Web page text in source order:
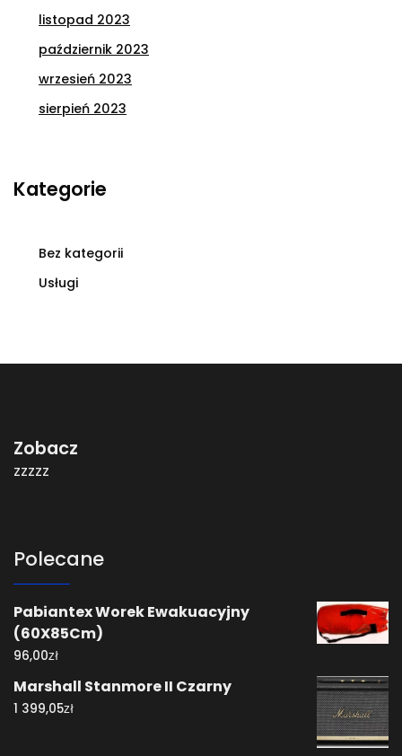
listopad 2023
październik 2023
wrzesień 2023
sierpień 2023
Kategorie
Bez kategorii
Usługi
Zobacz
zzzzz
Polecane
Pabiantex Worek Ewakuacyjny
(60X85Cm)
96,00zł
Marshall Stanmore II Czarny
1 399,05zł